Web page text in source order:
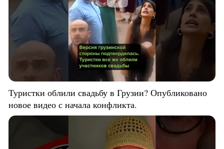
Туристки облили свадьбу в Грузии? Опубликовано
новое видео с начала конфликта.